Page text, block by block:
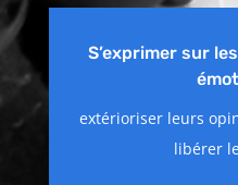
S’exprimer sur
extérioriser leurs
libérer